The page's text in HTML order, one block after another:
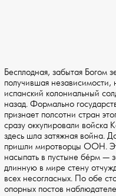
Бесплодная, забытая Богом
получившая независимости,
испанский колониальный
назад. Формально
признает полсотни стран
сразу оккупировали войска
здесь шла затяжная война.
пришли миротворцы ООН.
насыпать в пустыне бéрм —
длинную в мире стену
всех несогласных. По обе
опорных постов